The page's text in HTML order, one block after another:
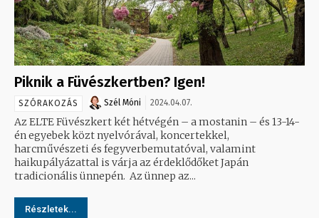
Piknik a Füvészkertben? Igen!
SZÓRAKOZÁS Szél Móni 2024.04.07.
Az ELTE Füvészkert két hétvégén – a mostanin – és 13-14-
én egyebek közt nyelvórával, koncertekkel,
harcművészeti és fegyverbemutatóval, valamint
haikupályázattal is várja az érdeklődőket Japán
tradicionális ünnepén. Az ünnep az...
Részletek...